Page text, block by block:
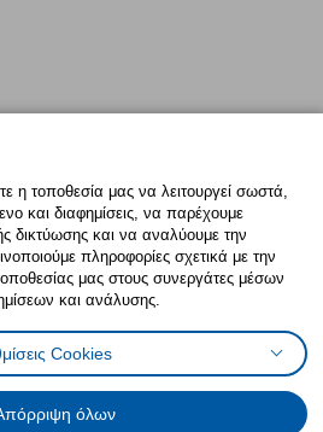
ψηφιακής προσβασιμότητας
Ρυθμίσεις cookiesΌροι Χρήσης
Προσωπικών Δεδομένων
Δεδομένων για IKEA.com.cy
η τοποθεσία μας να λειτουργεί σωστά,
και διαφημίσεις, να παρέχουμε
δικτύωσης και να αναλύουμε την
πληροφορίες σχετικά με την
μας στους συνεργάτες μέσων
και ανάλυσης.
Cookies
όλων